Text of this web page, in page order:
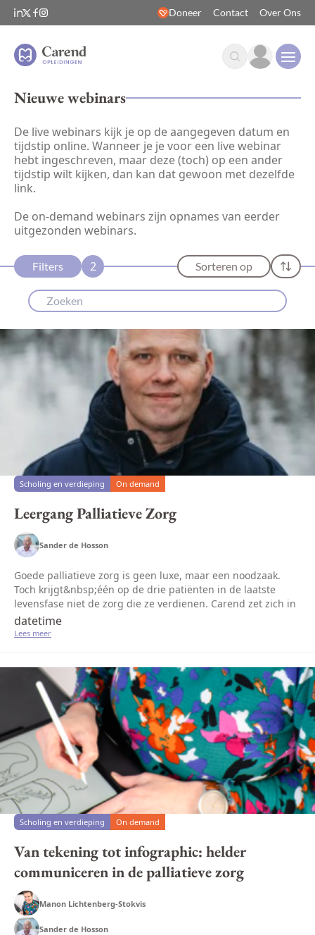
Doneer Contact Over Ons
Nieuwe webinars
De live webinars kijk je op de aangegeven datum en
tijdstip online. Wanneer je je voor een live webinar
hebt ingeschreven, maar deze (toch) op een ander
tijdstip wilt kijken, dan kan dat gewoon met dezelfde
link.
De on-demand webinars zijn opnames van eerder
uitgezonden webinars.
Filters 2 Sorteren op
Scholing en verdieping On demand
Leergang Palliatieve Zorg
Sander de Hosson
Goede palliatieve zorg is geen luxe, maar een noodzaak.
Toch krijgt&nbsp;één op de drie patiënten in de laatste
levensfase niet de zorg die ze verdienen. Carend zet zich in
om dit te veranderen.En dat doen we onder andere met
de&nbsp;Leerga...
datetime
Lees meer
Scholing en verdieping On demand
Van tekening tot infographic: helder
communiceren in de palliatieve zorg
Manon Lichtenberg-Stokvis
Sander de Hosson